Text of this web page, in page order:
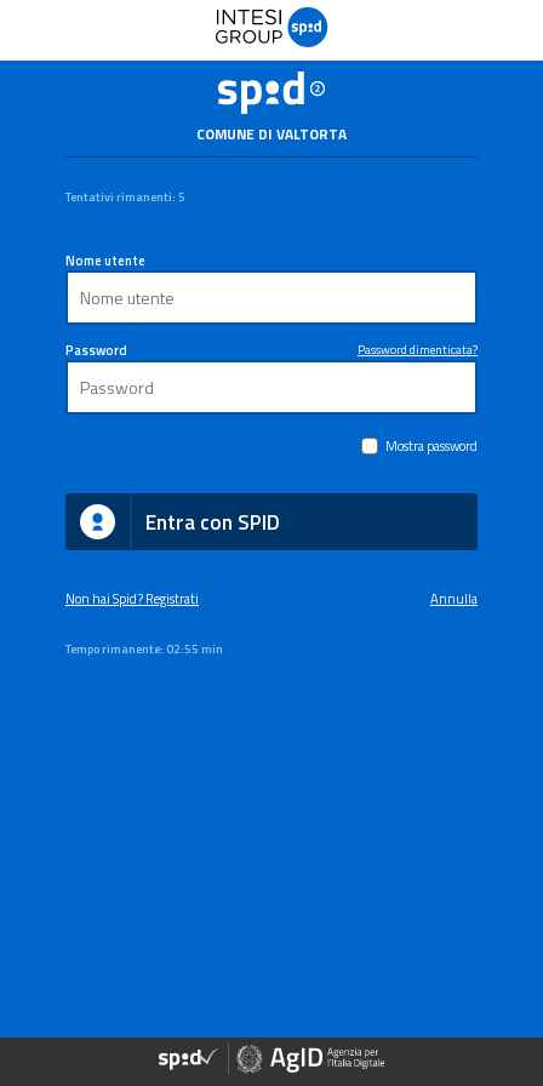
COMUNE DI VALTORTA
Tentativi rimanenti: 5
Nome utente
Password Password dimenticata?
Mostra password
Entra con SPID
Non hai Spid? Registrati Annulla
Tempo rimanente: 02:55 min